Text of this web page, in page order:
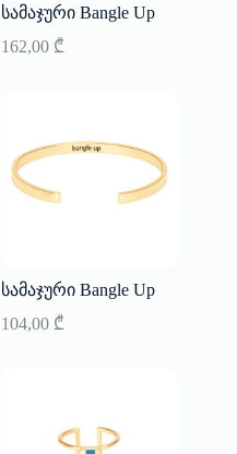
სამაჯური Bangle Up
162,00 ₾
სამაჯური Bangle Up
104,00 ₾